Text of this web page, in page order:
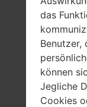
das
Benutzer,
können
Jegliche
Cookies